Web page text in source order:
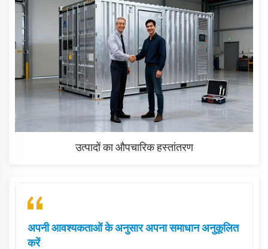
उत्पादों का औपचारिक हस्तांतरण
अपनी आवश्यकताओं के अनुसार अपना समाधान अनुकूलित
करें